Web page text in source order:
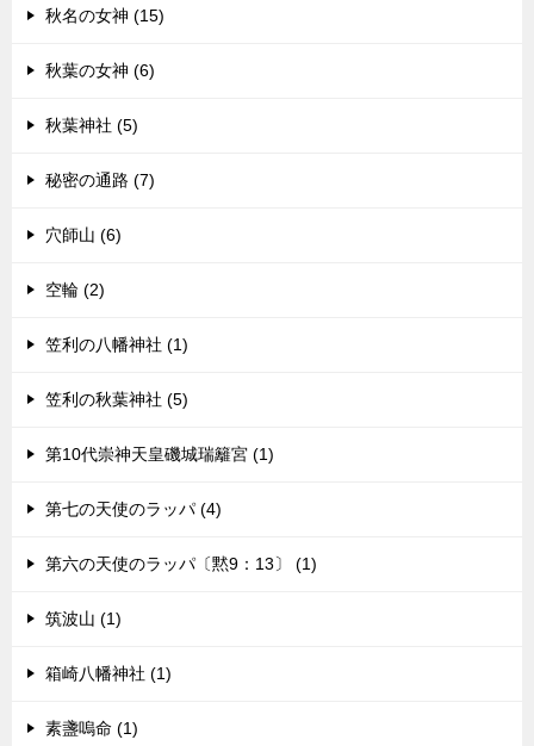
秋名の女神 (15)
秋葉の女神 (6)
秋葉神社 (5)
秘密の通路 (7)
穴師山 (6)
空輪 (2)
笠利の八幡神社 (1)
笠利の秋葉神社 (5)
第10代崇神天皇磯城瑞籬宮 (1)
第七の天使のラッパ (4)
第六の天使のラッパ〔黙9：13〕 (1)
筑波山 (1)
箱崎八幡神社 (1)
素盞嗚命 (1)